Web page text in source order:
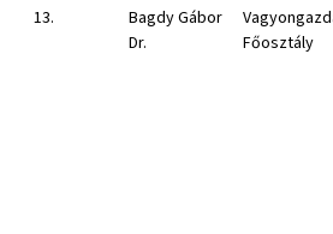
13.
Bagdy Gábor
Dr.
Főosztály